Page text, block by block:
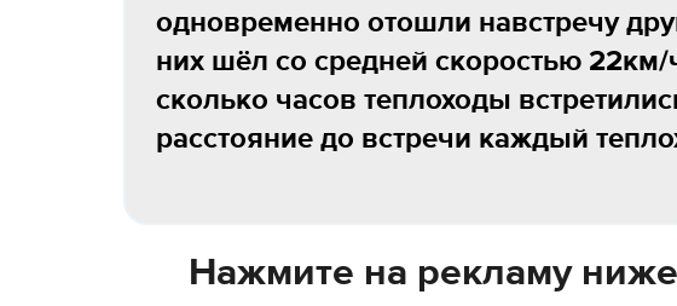
одновременно отошли навстречу
них шёл со средней скоростью 22км/
сколько часов теплоходы
расстояние до встречи каждый
Нажмите на рекламу